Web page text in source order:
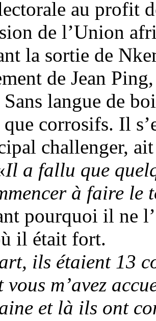
au profit
de l’Union
la sortie de
de Jean
langue de
que corrosifs. Il
challenger,
Il a fallu que
à faire le
pourquoi il ne
il était fort.
ils étaient 13
vous m’avez
et là ils ont